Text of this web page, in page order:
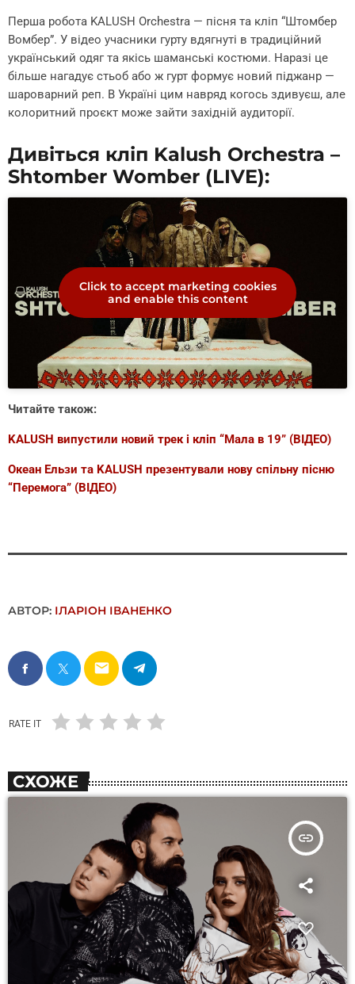
Перша робота KALUSH Orchestra — пісня та кліп “Штомбер
Вомбер”. У відео учасники гурту вдягнуті в традиційний
український одяг та якісь шаманські костюми. Наразі це
більше нагадує стьоб або ж гурт формує новий піджанр —
шароварний реп. В Україні цим навряд когось здивуєш, але
колоритний проєкт може зайти західній аудиторії.
Дивіться кліп Kalush Orchestra –
Shtomber Womber (LIVE):
Click to accept marketing cookies
and enable this content
Читайте також:
KALUSH випустили новий трек і кліп “Мала в 19” (ВІДЕО)
Океан Ельзи та KALUSH презентували нову спільну пісню
“Перемога” (ВІДЕО)
АВТОР: ІЛАРІОН ІВАНЕНКО
email
RATE IT
СХОЖЕ
insert_link